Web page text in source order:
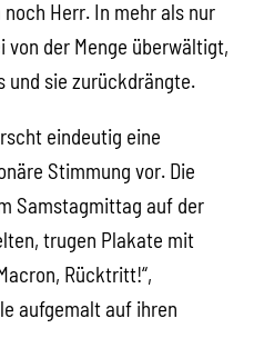
Herr. In mehr als nur
von der Menge überwältigt,
und sie zurückdrängte.
eindeutig eine
Stimmung vor. Die
Samstagmittag auf der
trugen Plakate mit
Rücktritt!“,
aufgemalt auf ihren